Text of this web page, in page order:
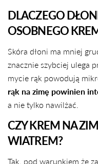
DLACZEGO
OSOBNEGO
Skóra dłoni ma mniej
znacznie szybciej ulega
mycie rąk powodują
rąk na zimę powinien
a nie tylko nawilżać.
CZY KREM NA
WIATREM?
Tak, pod warunkiem że